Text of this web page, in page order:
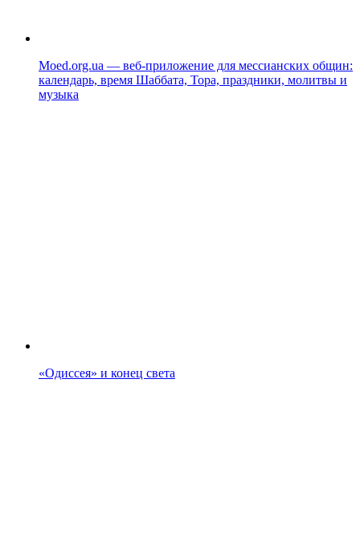
Moed.org.ua — веб-приложение для мессианских общин:
календарь, время Шаббата, Тора, праздники, молитвы и
музыка
«Одиссея» и конец света